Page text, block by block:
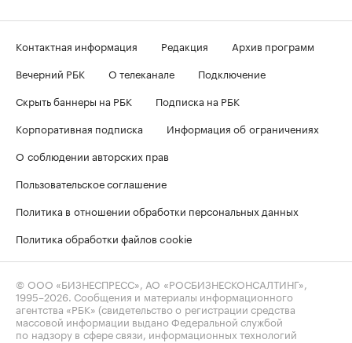
Контактная информация Редакция
Архив программ
Вечерний РБК
О телеканале
Подключение
Скрыть баннеры на РБК
Подписка на РБК
Корпоративная подписка
Информация об ограничениях
О соблюдении авторских прав
Пользовательское соглашение
Политика в отношении обработки персональных данных
Политика обработки файлов cookie
© ООО «БИЗНЕСПРЕСС», АО «РОСБИЗНЕСКОНСАЛТИНГ»,
1995–2026 . Сообщения и материалы информационного
агентства «РБК» (свидетельство о регистрации средства
массовой информации выдано Федеральной службой
по надзору в сфере связи, информационных технологий